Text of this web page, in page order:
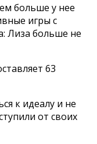
больше у нее
игры с
Лиза больше не
63
к идеалу и не
от своих